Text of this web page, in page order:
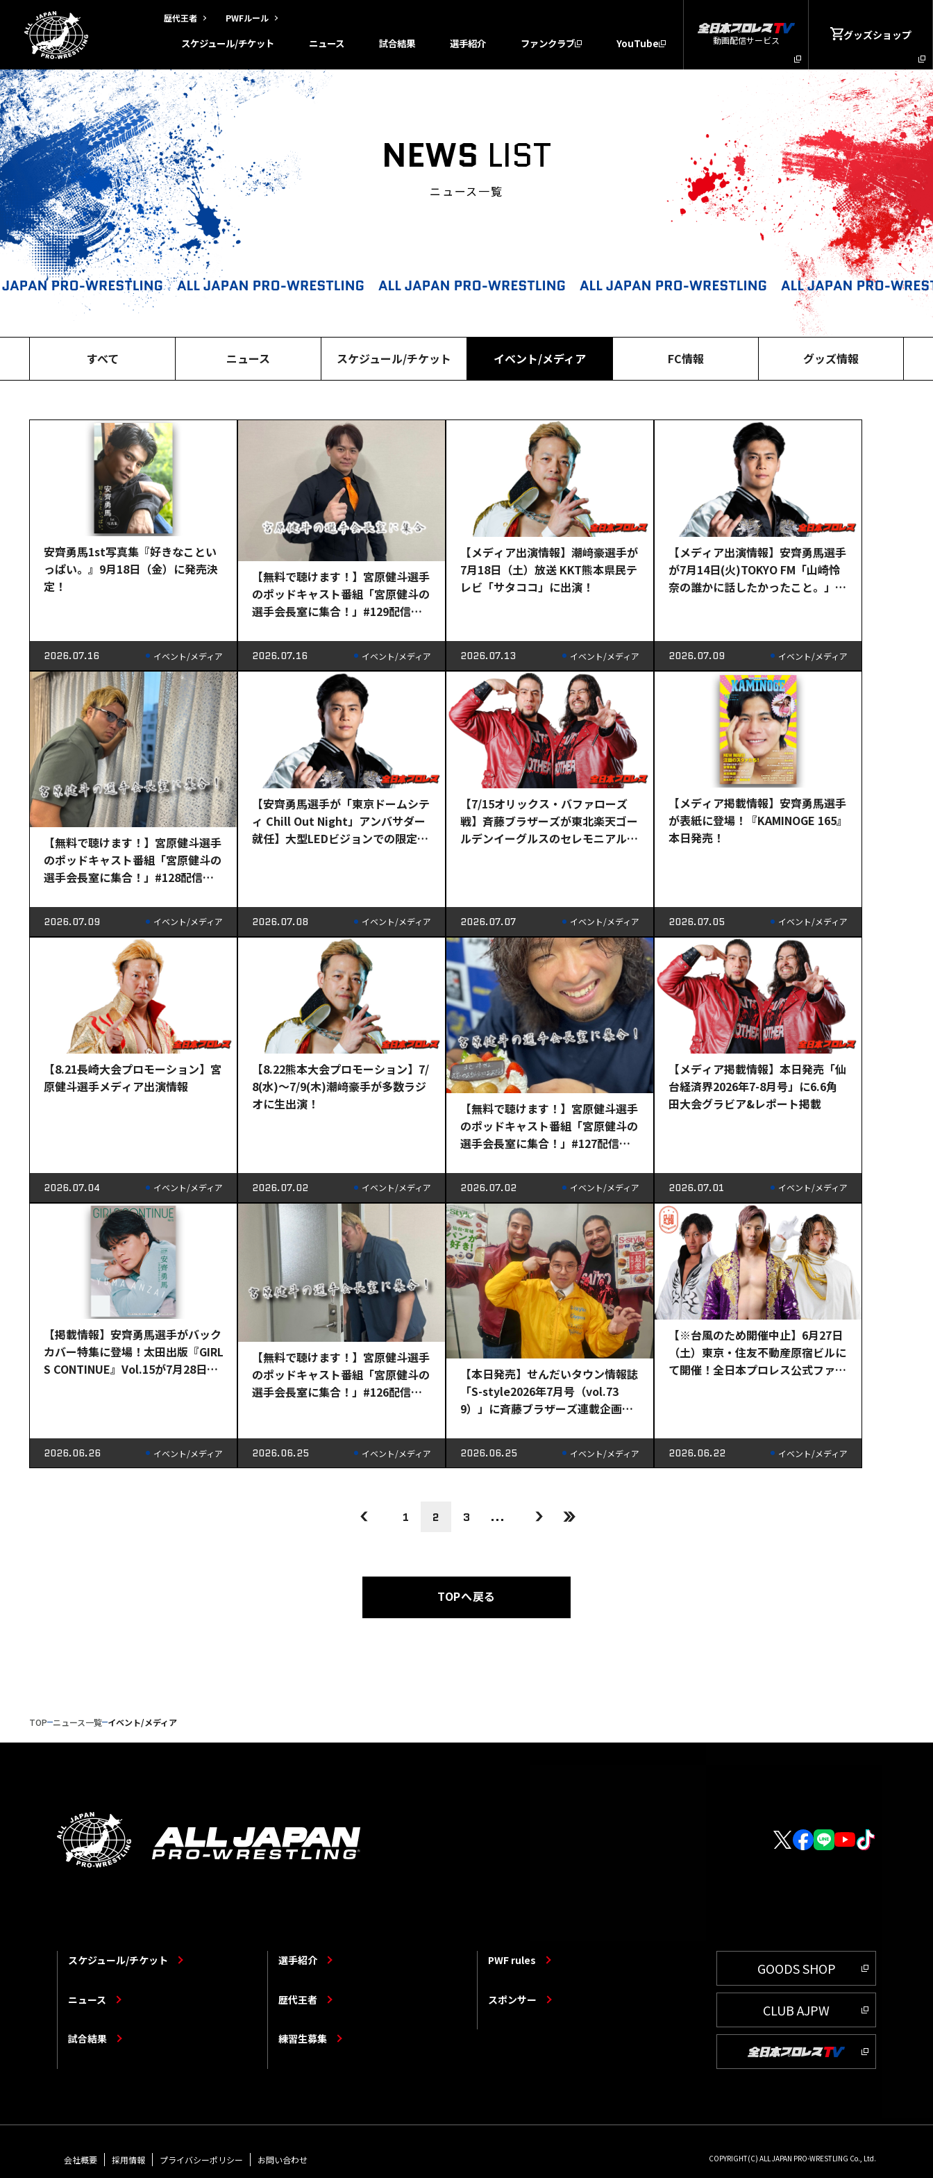
歴代王者 PWFルール
スケジュール/チケット ニュース 試合結果 選手紹介 ファンクラブ YouTube 動画配信サービス グッズショップ
NEWS LIST
ニュース一覧
すべて ニュース スケジュール/チケット イベント/メディア FC情報 グッズ情報
安齊勇馬1st写真集『好きなことい
っぱい。』9月18日（金）に発売決
定！
2026.07.16 イベント/メディア
【無料で聴けます！】宮原健斗選手
のポッドキャスト番組「宮原健斗の
選手会長室に集合！」#129配信
2026.07.16 イベント/メディア
【メディア出演情報】潮﨑豪選手が
7月18日（土）放送 KKT熊本県民テ
レビ「サタココ」に出演！
2026.07.13 イベント/メディア
【メディア出演情報】安齊勇馬選手
が7月14日(火)TOKYO FM「山崎怜
奈の誰かに話したかったこと。」に
2026.07.09 イベント/メディア
【無料で聴けます！】宮原健斗選手
のポッドキャスト番組「宮原健斗の
選手会長室に集合！」#128配信
2026.07.09 イベント/メディア
【安齊勇馬選手が「東京ドームシテ
ィ Chill Out Night」アンバサダー
就任】大型LEDビジョンでの限定シ
2026.07.08 イベント/メディア
【7/15オリックス・バファローズ
戦】斉藤ブラザーズが東北楽天ゴー
ルデンイーグルスのセレモニアルピ
2026.07.07 イベント/メディア
【メディア掲載情報】安齊勇馬選手
が表紙に登場！『KAMINOGE 165』
本日発売！
2026.07.05 イベント/メディア
【8.21長崎大会プロモーション】宮
原健斗選手メディア出演情報
2026.07.04 イベント/メディア
【8.22熊本大会プロモーション】7/
8(水)～7/9(木)潮﨑豪手が多数ラジ
オに生出演！
2026.07.02 イベント/メディア
【無料で聴けます！】宮原健斗選手
のポッドキャスト番組「宮原健斗の
選手会長室に集合！」#127配信
2026.07.02 イベント/メディア
【メディア掲載情報】本日発売「仙
台経済界2026年7-8月号」に6.6角
田大会グラビア&レポート掲載
2026.07.01 イベント/メディア
【掲載情報】安齊勇馬選手がバック
カバー特集に登場！太田出版『GIRL
S CONTINUE』Vol.15が7月28日
2026.06.26 イベント/メディア
【無料で聴けます！】宮原健斗選手
のポッドキャスト番組「宮原健斗の
選手会長室に集合！」#126配信
2026.06.25 イベント/メディア
【本日発売】せんだいタウン情報誌
「S-style2026年7月号（vol.73
9）」に斉藤ブラザーズ連載企画
負！』」掲載のお知らせ
2026.06.25 イベント/メディア
【※台風のため開催中止】6月27日
（土）東京・住友不動産原宿ビルに
て開催！全日本プロレス公式ファン
2026.06.22 イベント/メディア
1 2 3 ...
TOPへ戻る
TOP ニュース一覧 イベント/メディア
スケジュール/チケット 選手紹介 PWF rules
ニュース 歴代王者 スポンサー
試合結果 練習生募集
GOODS SHOP
CLUB AJPW
会社概要 採用情報 プライバシーポリシー お問い合わせ COPYRIGHT(C) ALL JAPAN PRO-WRESTLING Co., Ltd.